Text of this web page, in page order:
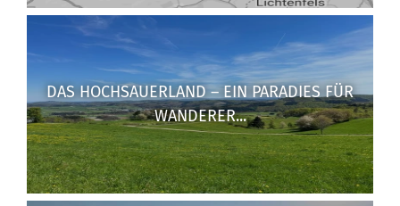
DAS HOCHSAUERLAND – EIN PARADIES FÜR
WANDERER...